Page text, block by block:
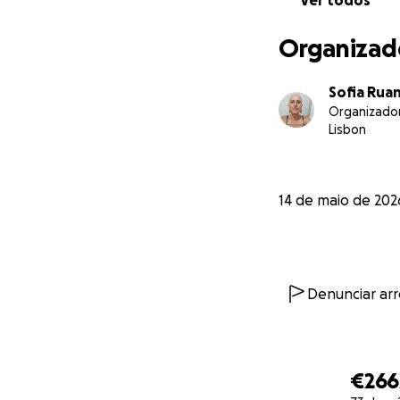
If you are
this battle. ❤️
Sofia
Lisbon
14 de maio de
Denunciar